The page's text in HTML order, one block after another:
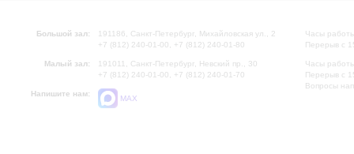
Большой зал:
191186, Санкт-Петербург, Михайловская ул., 2
+7 (812) 240-01-00, +7 (812) 240-01-80
Малый зал:
191011, Санкт-Петербург, Невский пр., 30
+7 (812) 240-01-00, +7 (812) 240-01-70
Напишите нам:
MAX
Часы
Перерыв с
Часы
Перерыв с
Вопросы